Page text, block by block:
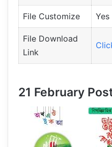
File Customize Yes
File Download
Link
21 February